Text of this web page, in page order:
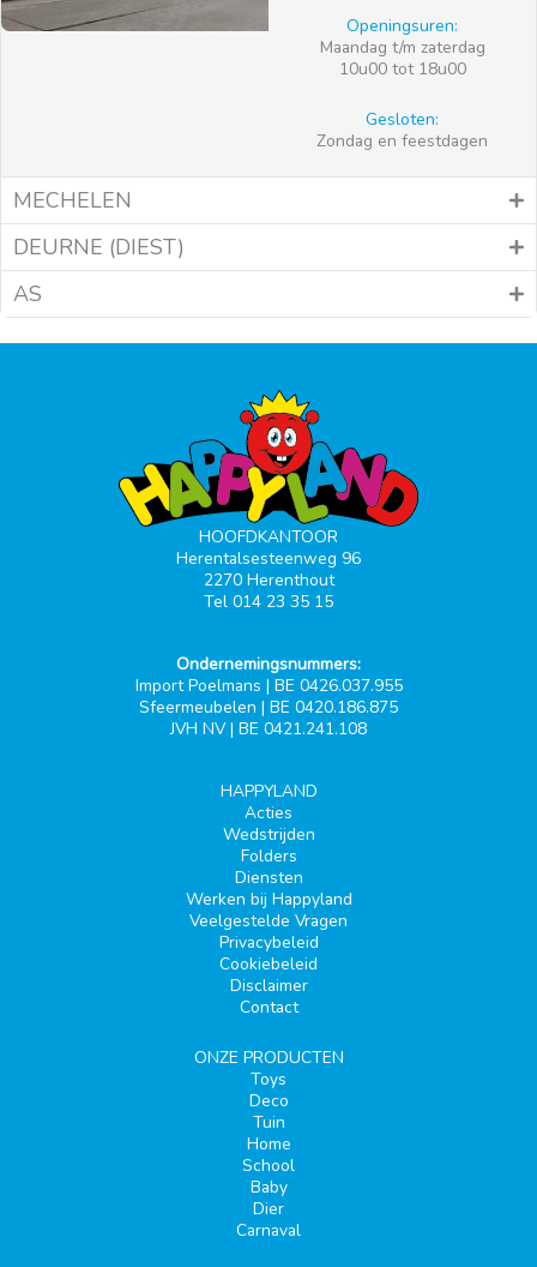
Openingsuren:
Maandag t/m zaterdag
10u00 tot 18u00
Gesloten:
Zondag en feestdagen
MECHELEN
DEURNE (DIEST)
AS
HOOFDKANTOOR
Herentalsesteenweg 96
2270 Herenthout
Tel 014 23 35 15
Ondernemingsnummers:
Import Poelmans | BE 0426.037.955
Sfeermeubelen | BE 0420.186.875
JVH NV | BE 0421.241.108
HAPPYLAND
Acties
Wedstrijden
Folders
Diensten
Werken bij Happyland
Veelgestelde Vragen
Privacybeleid
Cookiebeleid
Disclaimer
Contact
ONZE PRODUCTEN
Toys
Deco
Tuin
Home
School
Baby
Dier
Carnaval